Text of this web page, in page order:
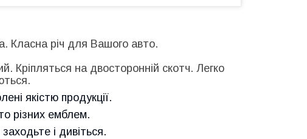
Класна річ для Вашого авто.
Кріпляться на двосторонній скотч. Легко
якістю продукції.
різних емблем.
і дивіться.